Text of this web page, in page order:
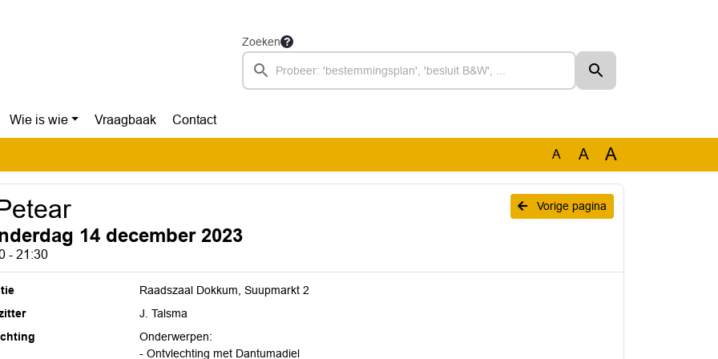
Zoeken
Wie is wie Vraagbaak Contact
A A A
Vorige pagina
14 december 2023
- 21:30
Raadszaal Dokkum, Suupmarkt 2
J. Talsma
Onderwerpen:
- Ontvlechting met Dantumadiel